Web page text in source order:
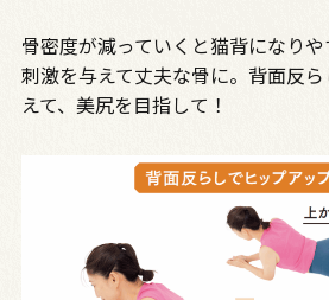
骨密度が減っていくと猫背になりや
刺激を与えて丈夫な骨に。背面反
えて、美尻を目指して！